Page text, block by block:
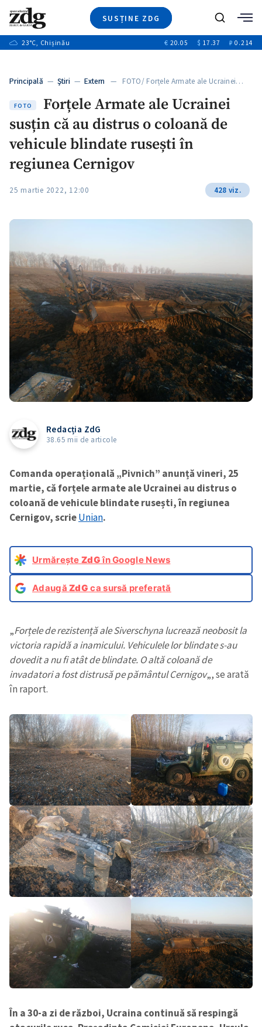
SUSȚINE ZDG
Ştiri
+6
Video
Special
+1
Blog
+2
Caută
23°C, Chișinău € 20.05 $ 17.37 ₽ 0.214
Principală — Ştiri — Extern — FOTO/ Forțele Armate ale Ucrainei…
FOTO
Forțele Armate ale Ucrainei
susțin că au distrus o coloană de
vehicule blindate rusești în
regiunea Cernigov
25 martie 2022, 12:00 428 viz.
Redacția ZdG
38.65 mii de articole
Comanda operațională „Pivnich” anunță vineri, 25
martie, că forțele armate ale Ucrainei au distrus o
coloană de vehicule blindate rusești, în regiunea
Cernigov, scrieUnian.
Urmărește ZdGîn Google News
AdaugăZdG ca sursă preferată
„Forțele de rezistență ale Siverschyna lucrează neobosit la
victoria rapidă a inamicului. Vehiculele lor blindate s-au
dovedit a nu fi atât de blindate. O altă coloană de
invadatori a fost distrusă pe pământul Cernigov„, se arată
în raport.
În a 30-a zi de război, Ucraina continuă să respingă